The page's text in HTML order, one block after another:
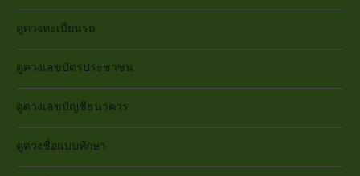
ดูดวงทะเบียนรถ
ดูดวงเลขบัตรประชาชน
ดูดวงเลขบัญชีธนาคาร
ดูดวงชื่อแบบทักษา